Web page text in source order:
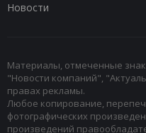
Новости
Материалы, отмеченные
"Новости компаний",
правах рекламы.
Любое копирование,
фотографических
произведений